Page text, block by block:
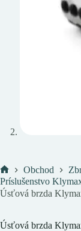
Domov
Obchod
Príslušenstvo
Úsťová brzda
Úsťová brzda